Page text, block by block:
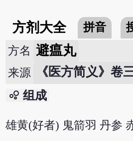
方剂大全 拼音
方名 避瘟丸
来源 《医方简义》卷
bubble_chart 组成
雄黄(好者) 鬼箭羽 丹参